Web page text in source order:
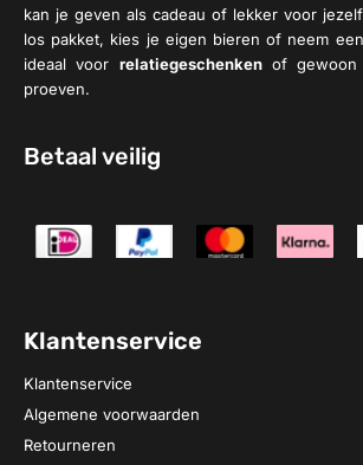
kan je geven als cadeau of lekker voor
los pakket, kies je eigen bieren of neem een
ideaal voor relatiegeschenkenof gewoon
proeven.
Betaal veilig
Klantenservice
Klantenservice
Algemene voorwaarden
Retourneren